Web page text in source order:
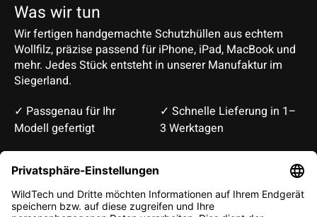
Was wir tun
Wir fertigen handgemachte Schutzhüllen aus echtem
Wollfilz, präzise passend für iPhone, iPad, MacBook und
mehr. Jedes Stück entsteht in unserer Manufaktur im
Siegerland.
✓ Passgenau für Ihr
Modell gefertigt
✓ Schnelle Lieferung in 1–
3 Werktagen
English